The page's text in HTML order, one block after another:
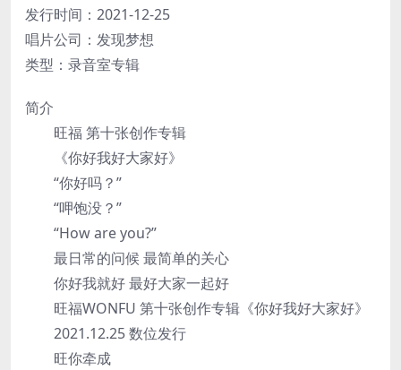
发行时间：2021-12-25
唱片公司：发现梦想
类型：录音室专辑
简介
旺福 第十张创作专辑
《你好我好大家好》
“你好吗？”
“呷饱没？”
“How are you?”
最日常的问候 最简单的关心
你好我就好 最好大家一起好
旺福WONFU 第十张创作专辑《你好我好大家好》
2021.12.25 数位发行
旺你牵成